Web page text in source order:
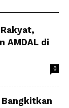
AMDAL di
0
Bangkitkan